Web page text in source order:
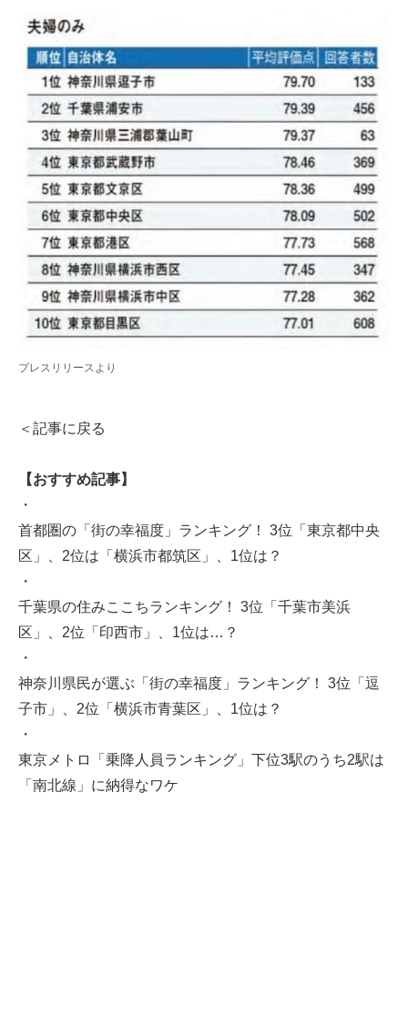
プレスリリース より
＜記事に戻る
【おすすめ記事】
・
首都圏の「街の幸福度」ランキング！ 3位「東京都中央
区」、2位は「横浜市都筑区」、1位は？
・
千葉県の住みここちランキング！ 3位「千葉市美浜
区」、2位「印西市」、1位は…？
・
神奈川県民が選ぶ「街の幸福度」ランキング！ 3位「逗
子市」、2位「横浜市青葉区」、1位は？
・
東京メトロ「乗降人員ランキング」下位3駅のうち2駅は
「南北線」に納得なワケ